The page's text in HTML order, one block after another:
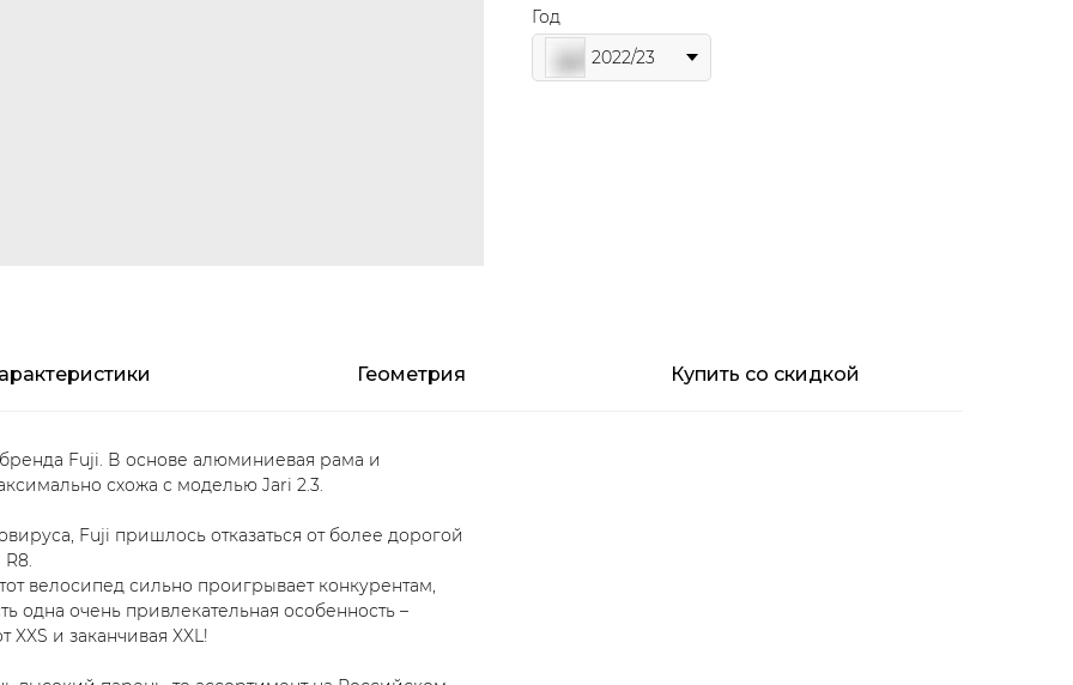
Год
2022/23
Геометрия Купить со скидкой
Fuji. В основе алюминиевая рама и
схожа с моделью Jari 2.3.
Fuji пришлось отказаться от более дорогой
велосипед сильно проигрывает конкурентам,
одна очень привлекательная особенность –
XXS и заканчивая XXL!